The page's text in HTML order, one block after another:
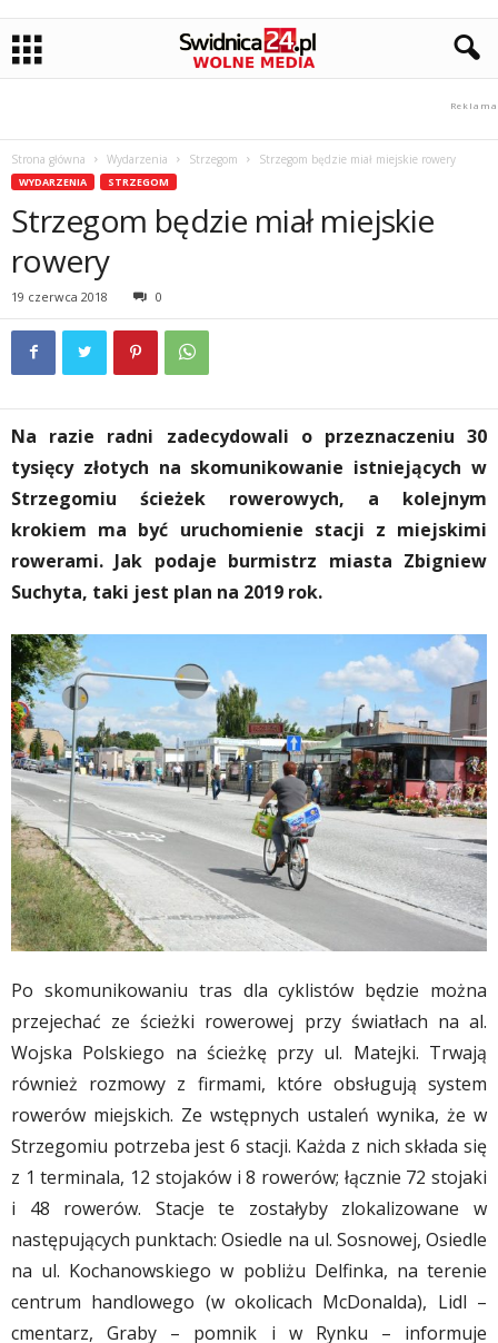
Strona główna Wydarzenia Strzegom Strzegom będzie miał miejskie rowery
WYDARZENIA STRZEGOM
Strzegom będzie miał miejskie
rowery
19 czerwca 2018 0
Na razie radni zadecydowali o przeznaczeniu 30
tysięcy złotych na skomunikowanie istniejących w
Strzegomiu ścieżek rowerowych, a kolejnym
krokiem ma być uruchomienie stacji z miejskimi
rowerami. Jak podaje burmistrz miasta Zbigniew
Suchyta, taki jest plan na 2019 rok.
Po skomunikowaniu tras dla cyklistów będzie można
przejechać ze ścieżki rowerowej przy światłach na al.
Wojska Polskiego na ścieżkę przy ul. Matejki. Trwają
również rozmowy z firmami, które obsługują system
rowerów miejskich. Ze wstępnych ustaleń wynika, że w
Strzegomiu potrzeba jest 6 stacji. Każda z nich składa się
z 1 terminala, 12 stojaków i 8 rowerów; łącznie 72 stojaki
i 48 rowerów. Stacje te zostałyby zlokalizowane w
następujących punktach: Osiedle na ul. Sosnowej, Osiedle
na ul. Kochanowskiego w pobliżu Delfinka, na terenie
centrum handlowego (w okolicach McDonalda), Lidl –
cmentarz, Graby – pomnik i w Rynku – informuje